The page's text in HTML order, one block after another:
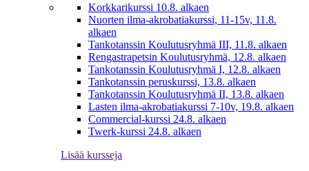
Korkkarikurssi 10.8. alkaen
Nuorten ilma-akrobatiakurssi, 11-15v, 11.8.
alkaen
Tankotanssin Koulutusryhmä III, 11.8. alkaen
Rengastrapetsin Koulutusryhmä, 12.8. alkaen
Tankotanssin Koulutusryhmä I, 12.8. alkaen
Tankotanssin peruskurssi, 13.8. alkaen
Tankotanssin Koulutusryhmä II, 13.8. alkaen
Lasten ilma-akrobatiakurssi 7-10v, 19.8. alkaen
Commercial-kurssi 24.8. alkaen
Twerk-kurssi 24.8. alkaen
Lisää kursseja